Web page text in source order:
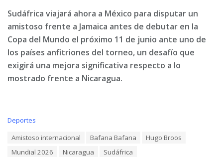
Sudáfrica viajará ahora a México para disputar un
amistoso frente a Jamaica antes de debutar en la
Copa del Mundo el próximo 11 de junio ante uno de
los países anfitriones del torneo, un desafío que
exigirá una mejora significativa respecto a lo
mostrado frente a Nicaragua.
C
Deportes
Amistoso internacional Bafana Bafana
Hugo Broos
Mundial 2026
Nicaragua Sudáfrica